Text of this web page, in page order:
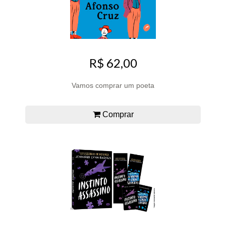
R$ 62,00
Vamos comprar um poeta
Comprar